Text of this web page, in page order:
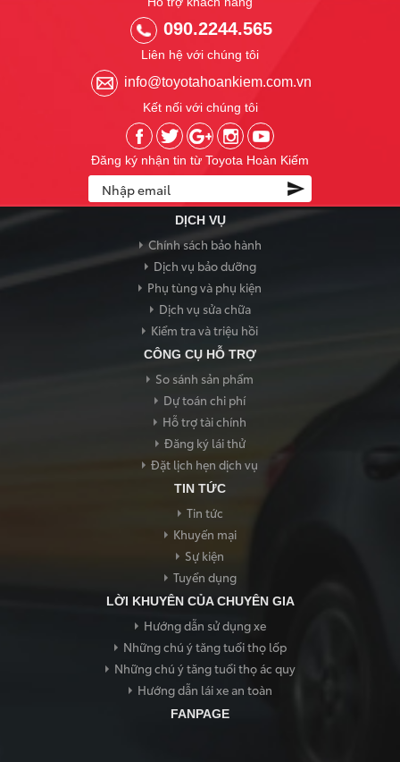
090.2244.565
Liên hệ với chúng tôi
info@toyotahoankiem.com.vn
Kết nối với chúng tôi
Đăng ký nhận tin từ Toyota Hoàn Kiếm
DỊCH VỤ
Chính sách bảo hành
Dịch vụ bảo dưỡng
Phụ tùng và phụ kiện
Dịch vụ sửa chữa
Kiểm tra và triệu hồi
CÔNG CỤ HỖ TRỢ
So sánh sản phẩm
Dự toán chi phí
Hỗ trợ tài chính
Đăng ký lái thử
Đặt lịch hẹn dịch vụ
TIN TỨC
Tin tức
Khuyến mại
Sự kiện
Tuyển dụng
LỜI KHUYÊN CỦA CHUYÊN GIA
Hướng dẫn sử dụng xe
Những chú ý tăng tuổi thọ lốp
Những chú ý tăng tuổi thọ ác quy
Hướng dẫn lái xe an toàn
FANPAGE